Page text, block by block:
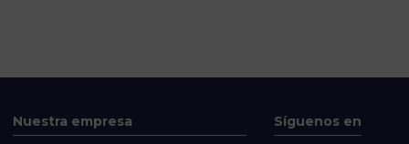
Nuestra empresa Síguenos en